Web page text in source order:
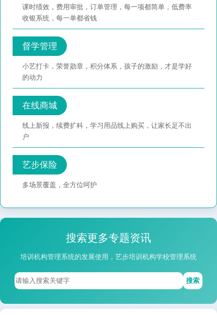
课时绩效，费用审批，订单管理，每一项都简单，低费率
收银系统，每一单都省钱
督学管理
小艺打卡，荣誉勋章，积分体系，孩子的激励，才是学好
的动力
在线商城
线上新报，续费扩科，学习用品线上购买，让家长足不出
户
艺步保险
多场景覆盖，全方位呵护
搜索更多专题资讯
培训机构管理系统的发展使用，艺步培训机构学校管理系统
搜索